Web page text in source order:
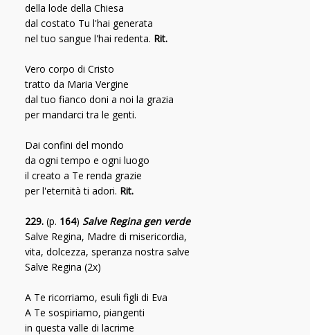
della lode della Chiesa
dal costato Tu l'hai generata
nel tuo sangue l'hai redenta. Rit.
Vero corpo di Cristo
tratto da Maria Vergine
dal tuo fianco doni a noi la grazia
per mandarci tra le genti.
Dai confini del mondo
da ogni tempo e ogni luogo
il creato a Te renda grazie
per l'eternità ti adori. Rit.
229. (p. 164) Salve Regina gen verde
Salve Regina, Madre di misericordia,
vita, dolcezza, speranza nostra salve
Salve Regina (2x)
A Te ricorriamo, esuli figli di Eva
A Te sospiriamo, piangenti
in questa valle di lacrime